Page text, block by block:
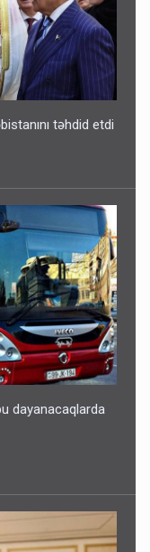
təhdid etdi
dayanacaqlarda